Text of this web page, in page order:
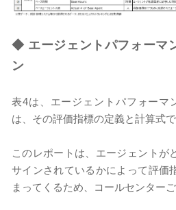
◆ エージェントパフォーマ
ン
表4は、エージェントパフォーマ
は、その評価指標の定義と計算式で
このレポートは、エージェントが
サインされているかによって評価
まってくるため、コールセンター